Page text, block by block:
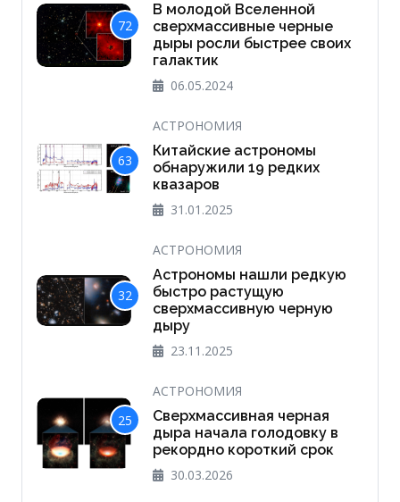
72
В молодой Вселенной
сверхмассивные черные
дыры росли быстрее своих
галактик
06.05.2024
63
АСТРОНОМИЯ
Китайские астрономы
обнаружили 19 редких
квазаров
31.01.2025
32
АСТРОНОМИЯ
Астрономы нашли редкую
быстро растущую
сверхмассивную черную
дыру
23.11.2025
25
АСТРОНОМИЯ
Сверхмассивная черная
дыра начала голодовку в
рекордно короткий срок
30.03.2026